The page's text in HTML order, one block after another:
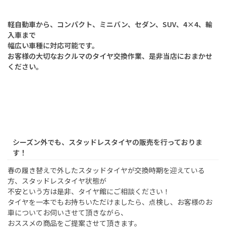
軽自動車から、コンパクト、ミニバン、セダン、SUV、4×4、輸
入車まで
幅広い車種に対応可能です。
お客様の大切なおクルマのタイヤ交換作業、是非当店におまかせ
ください。
シーズン外でも、スタッドレスタイヤの販売を行っておりま
す！
春の履き替えで外したスタッドタイヤが交換時期を迎えている
方、スタッドレスタイヤ状態が
不安という方は是非、タイヤ館にご相談ください！
タイヤを一本でもお持ちいただけましたら、点検し、お客様のお
車についてお伺いさせて頂きながら、
おススメの商品をご提案させて頂きます。